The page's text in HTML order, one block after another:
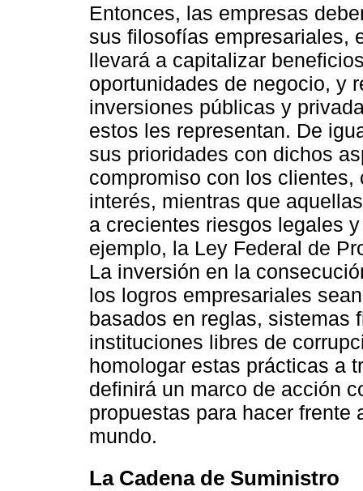
Entonces, las empresas
sus filosofías empresariales,
llevará a capitalizar
oportunidades de negocio, y
inversiones públicas y
estos les representan. De
sus prioridades con dichos
compromiso con los
interés, mientras que
a crecientes riesgos legales
ejemplo, la Ley Federal de
La inversión en la
los logros empresariales
basados en reglas, sistemas
instituciones libres de
homologar estas prácticas a
definirá un marco de acción
propuestas para hacer
mundo.
La Cadena de Suministro